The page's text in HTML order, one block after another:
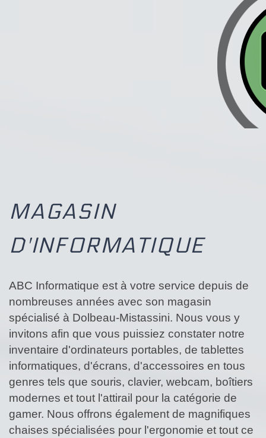
MAGASIN
D'INFORMATIQUE
ABC Informatique est à votre service depuis de
nombreuses années avec son magasin
spécialisé à Dolbeau-Mistassini. Nous vous y
invitons afin que vous puissiez constater notre
inventaire d'ordinateurs portables, de tablettes
informatiques, d'écrans, d'accessoires en tous
genres tels que souris, clavier, webcam, boîtiers
modernes et tout l'attirail pour la catégorie de
gamer. Nous offrons également de magnifiques
chaises spécialisées pour l'ergonomie et tout ce